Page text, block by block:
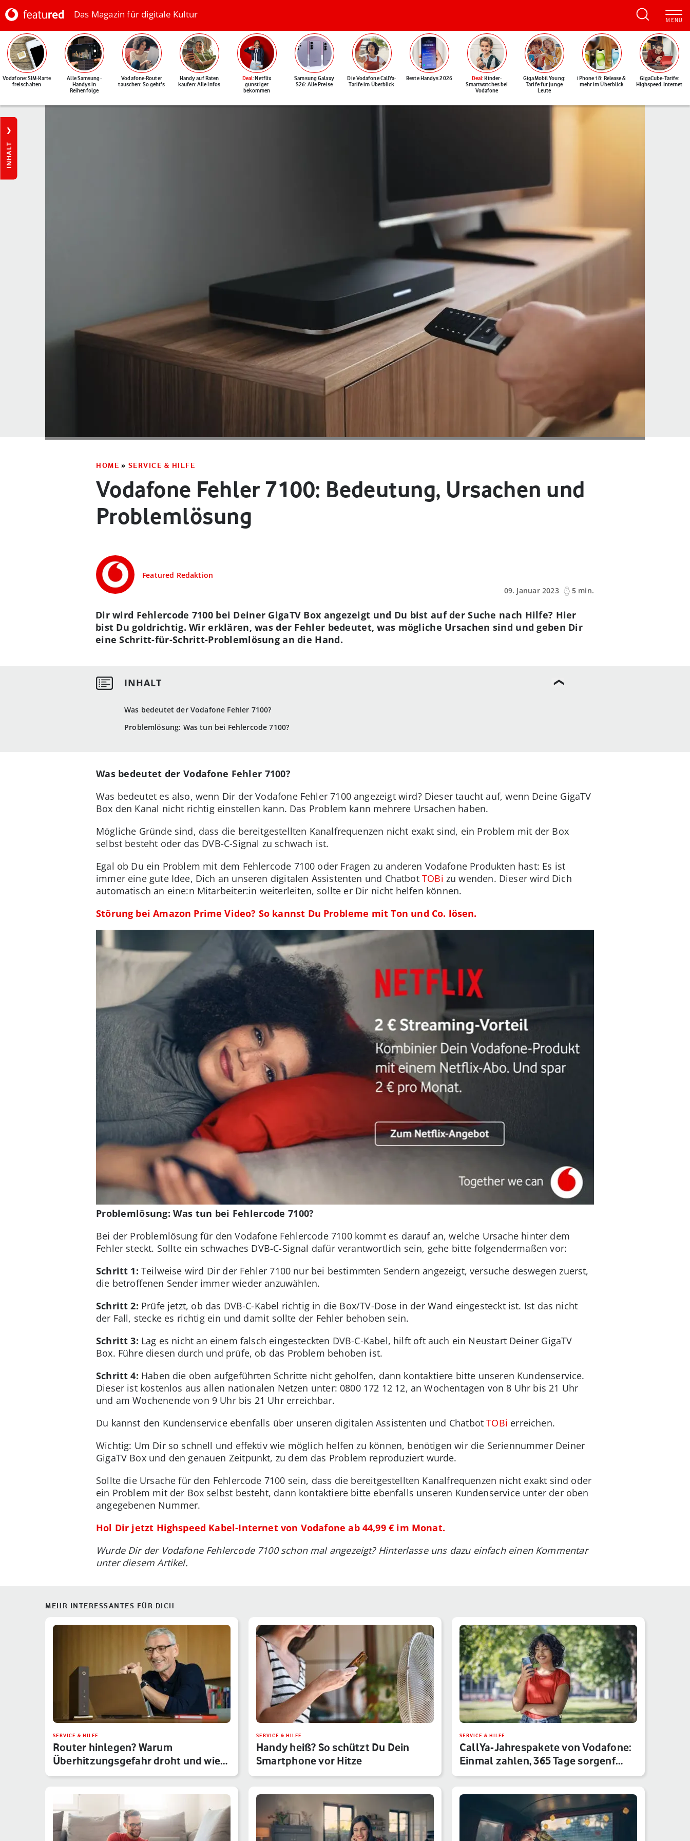
Das Magazin für digitale Kultur
Vodafone: SIM-Karte
freischalten
Alle Samsung-
Handys in
Reihenfolge
Vodafone-Router
tauschen: So geht's
Handy auf Raten
kaufen: Alle Infos
Deal: Netflix
günstiger
bekommen
Samsung Galaxy
S26: Alle Preise
Die Vodafone CallYa-
Tarife im Überblick
Beste Handys 2026 Deal: Kinder-
Smartwatches bei
Vodafone
GigaMobil Young:
Tarife für junge
Leute
iPhone 18: Release &
mehr im Überblick
GigaCube-Tarife:
Highspeed-Internet
INHALT
HOME » SERVICE & HILFE
Vodafone Fehler 7100: Bedeutung, Ursachen und
Problemlösung
Featured Redaktion
09. Januar 2023
5 min.
Was bedeutet der Vodafone Fehler 7100?
Problemlösung: Was tun bei Fehlercode 7100?
Dir wird Fehlercode 7100 bei Deiner GigaTV Box angezeigt und Du bist auf der Suche nach Hilfe? Hier
bist Du goldrichtig. Wir erklären, was der Fehler bedeutet, was mögliche Ursachen sind und geben Dir
eine Schritt-für-Schritt-Problemlösung an die Hand.
Was bedeutet der Vodafone Fehler 7100?
Was bedeutet es also, wenn Dir der Vodafone Fehler 7100 angezeigt wird? Dieser taucht auf, wenn Deine GigaTV
Box den Kanal nicht richtig einstellen kann. Das Problem kann mehrere Ursachen haben.
Mögliche Gründe sind, dass die bereitgestellten Kanalfrequenzen nicht exakt sind, ein Problem mit der Box
selbst besteht oder das DVB-C-Signal zu schwach ist.
Egal ob Du ein Problem mit dem Fehlercode 7100 oder Fragen zu anderen Vodafone Produkten hast: Es ist
immer eine gute Idee, Dich an unseren digitalen Assistenten und Chatbot TOBi zu wenden. Dieser wird Dich
automatisch an eine:n Mitarbeiter:in weiterleiten, sollte er Dir nicht helfen können.
Störung bei Amazon Prime Video? So kannst Du Probleme mit Ton und Co. lösen.
Problemlösung: Was tun bei Fehlercode 7100?
Bei der Problemlösung für den Vodafone Fehlercode 7100 kommt es darauf an, welche Ursache hinter dem
Fehler steckt. Sollte ein schwaches DVB-C-Signal dafür verantwortlich sein, gehe bitte folgendermaßen vor:
Schritt 1: Teilweise wird Dir der Fehler 7100 nur bei bestimmten Sendern angezeigt, versuche deswegen zuerst,
die betroffenen Sender immer wieder anzuwählen.
Schritt 2: Prüfe jetzt, ob das DVB-C-Kabel richtig in die Box/TV-Dose in der Wand eingesteckt ist. Ist das nicht
der Fall, stecke es richtig ein und damit sollte der Fehler behoben sein.
Schritt 3: Lag es nicht an einem falsch eingesteckten DVB-C-Kabel, hilft oft auch ein Neustart Deiner GigaTV
Box. Führe diesen durch und prüfe, ob das Problem behoben ist.
Schritt 4: Haben die oben aufgeführten Schritte nicht geholfen, dann kontaktiere bitte unseren Kundenservice.
Dieser ist kostenlos aus allen nationalen Netzen unter: 0800 172 12 12, an Wochentagen von 8 Uhr bis 21 Uhr
und am Wochenende von 9 Uhr bis 21 Uhr erreichbar.
Du kannst den Kundenservice ebenfalls über unseren digitalen Assistenten und ChatbotTOBi erreichen.
Wichtig: Um Dir so schnell und effektiv wie möglich helfen zu können, benötigen wir die Seriennummer Deiner
GigaTV Box und den genauen Zeitpunkt, zu dem das Problem reproduziert wurde.
Sollte die Ursache für den Fehlercode 7100 sein, dass die bereitgestellten Kanalfrequenzen nicht exakt sind oder
ein Problem mit der Box selbst besteht, dann kontaktiere bitte ebenfalls unseren Kundenservice unter der oben
angegebenen Nummer.
Hol Dir jetzt Highspeed Kabel-Internet von Vodafone ab 44,99 € im Monat.
Wurde Dir der Vodafone Fehlercode 7100 schon mal angezeigt? Hinterlasse uns dazu einfach einen Kommentar
unter diesem Artikel.
MEHR INTERESSANTES FÜR DICH
SERVICE & HILFE
Router hinlegen? Warum
Überhitzungsgefahr droht und wie
Du das um…
SERVICE & HILFE
Handy heiß? So schützt Du Dein
Smartphone vor Hitze
SERVICE & HILFE
CallYa-Jahrespakete von Vodafone:
Einmal zahlen, 365 Tage sorgenf…